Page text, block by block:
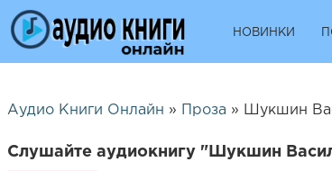
НОВИНКИ
Аудио Книги Онлайн » Проза » Шукшин
Слушайте аудиокнигу "Шукшин